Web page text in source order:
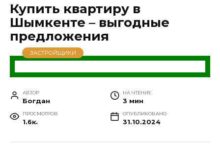
Купить квартиру в
Шымкенте – выгодные
предложения
ЗАСТРОЙЩИКИ
АВТОР
Богдан
НА ЧТЕНИЕ
3 мин
ПРОСМОТРОВ
1.6к.
ОПУБЛИКОВАНО
31.10.2024